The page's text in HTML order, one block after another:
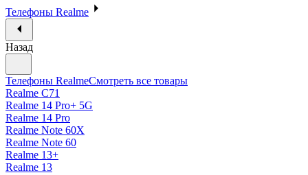
Телефоны Realme
Назад
Телефоны RealmeСмотреть все товары
Realme C71
Realme 14 Pro+ 5G
Realme 14 Pro
Realme Note 60X
Realme Note 60
Realme 13+
Realme 13